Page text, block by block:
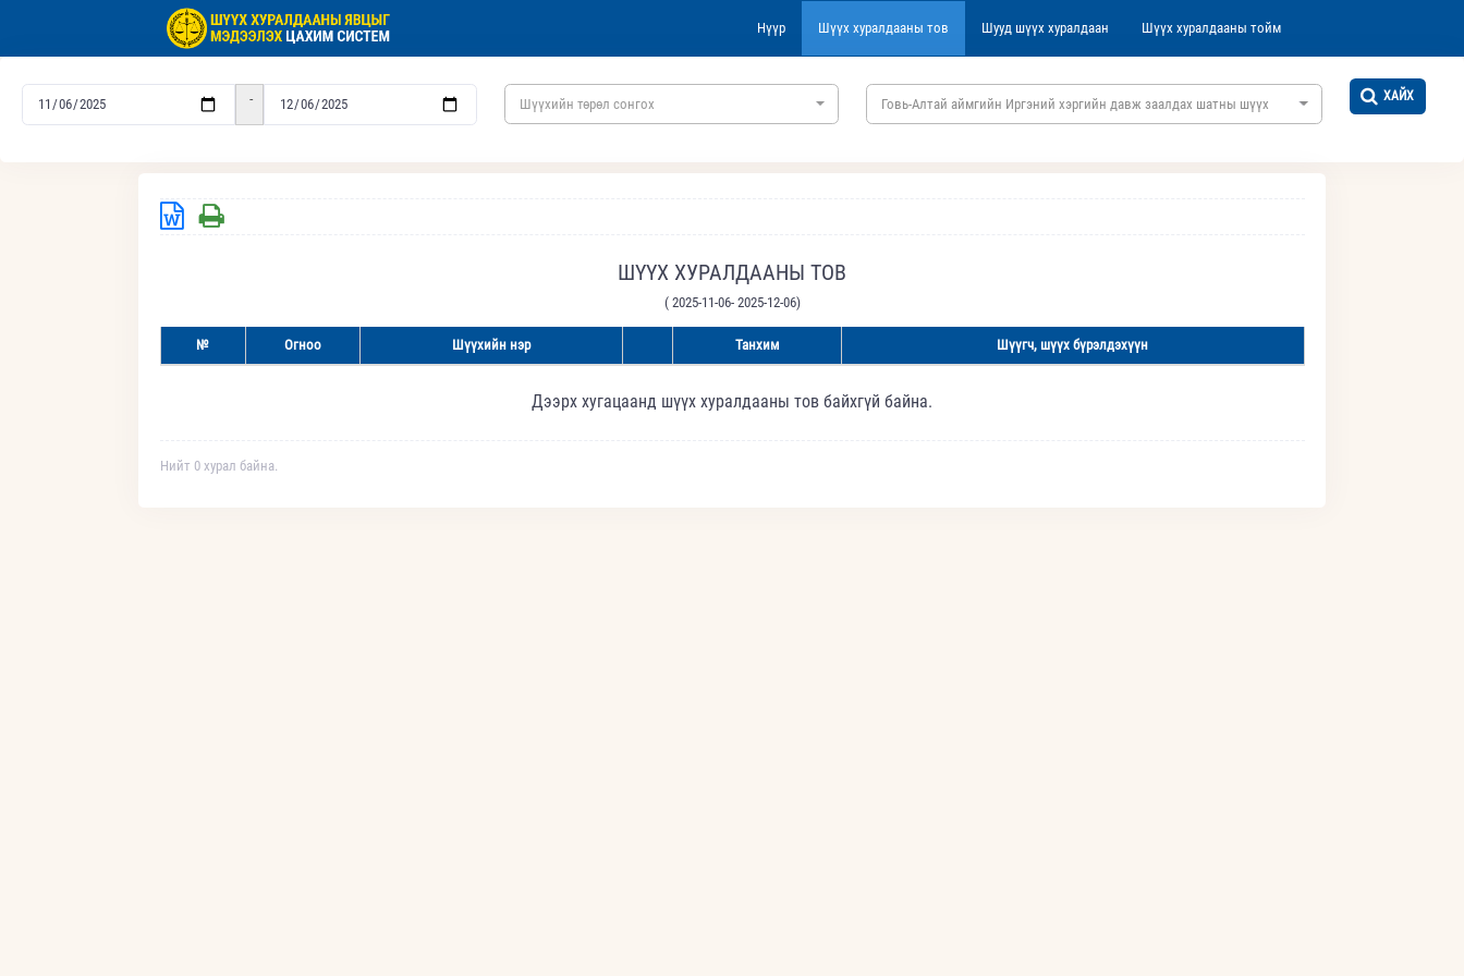
Нүүр Шүүх хуралдааны тов Шууд шүүх хуралдаан Шүүх хуралдааны тойм
- Шүүхийн төрөл сонгох Говь-Алтай аймгийн Иргэний хэргийн давж заалдах шатны шүүх
ХАЙХ
ШҮҮХ ХУРАЛДААНЫ ТОВ
( 2025-11-06- 2025-12-06)
№ Огноо Шүүхийн нэр Танхим Шүүгч, шүүх бүрэлдэхүүн
Дээрх хугацаанд шүүх хуралдааны тов байхгүй байна.
Нийт 0 хурал байна.